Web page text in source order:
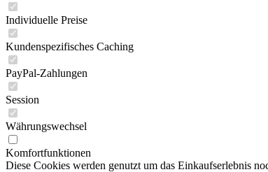
Individuelle Preise
Kundenspezifisches Caching
PayPal-Zahlungen
Session
Währungswechsel
Komfortfunktionen
Diese Cookies werden genutzt um das Einkaufserlebnis